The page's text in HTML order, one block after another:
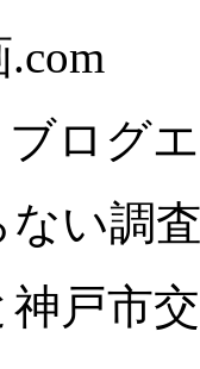
ログ
い調
戸市